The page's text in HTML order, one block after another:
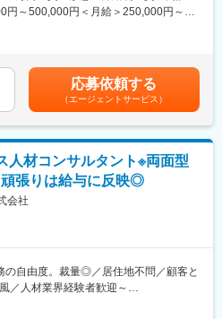
内で最も豊富なナショナルクライアン
いる。
ントプール採用、エンゲージメント支
領域の尖りや知見
グの双方に跨るポジショニング
業務
活かした急速な事業立ち上げ、成長を
ます。
加速させる「タレント」の採用支援を
イミングだけ、人材と接点を取り、活
棄するという旧来型の「掛け捨て採
採用」への変革を支援します。
／運用支援／継続提案、アップセル・
て担って頂きます。
ィングを促進するための運用設計、提
円～500,000円＜月給＞250,000円～
・10月）・賞与：年2回（6月・12月）賃
であり、選考を通じて上下する可能性
定手当を含めた表記です。
応募依頼する
（エージェントサービス）
人材コンサルタント※両面型
張りは給与に反映◎
会社
の自由度。裁量◎／居住地不問／顧客と
／人材業界経験者歓迎～